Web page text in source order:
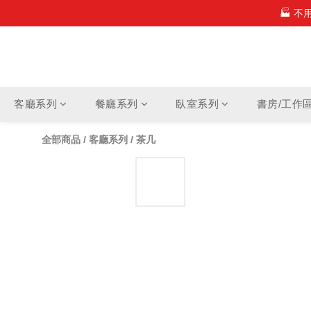
✨ 新
🏭 不
客廳系列 餐廳系列 臥室系列 書房/工作
全部商品 / 客廳系列 / 茶几